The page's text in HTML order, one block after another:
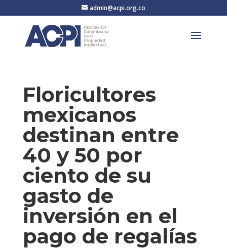
admin@acpi.org.co
Floricultores
mexicanos
destinan entre
40 y 50 por
ciento de su
gasto de
inversión en el
pago de regalías